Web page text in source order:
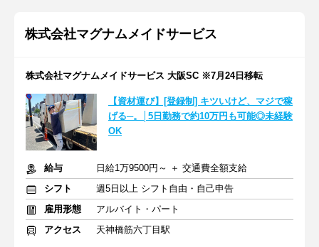
株式会社マグナムメイドサービス
株式会社マグナムメイドサービス 大阪SC ※7月24日移転
【資材運び】[登録制] キツいけど、マジで稼
げる─。│5日勤務で約10万円も可能◎未経験
OK
給与
日給1万9500円～ ＋ 交通費全額支給
シフト
週5日以上 シフト自由・自己申告
雇用形態
アルバイト・パート
アクセス
天神橋筋六丁目駅